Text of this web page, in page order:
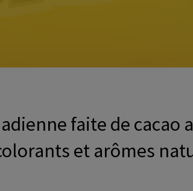
faite de cacao
et arômes